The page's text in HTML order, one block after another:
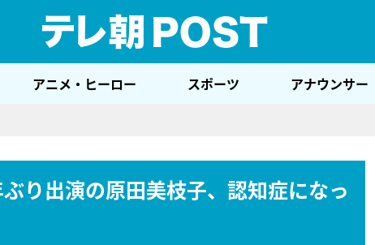
アニメ・ヒーロー スポーツ アナウンサー
り出演の原田美枝子、認知症になっ